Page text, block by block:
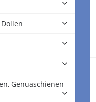
Dollen